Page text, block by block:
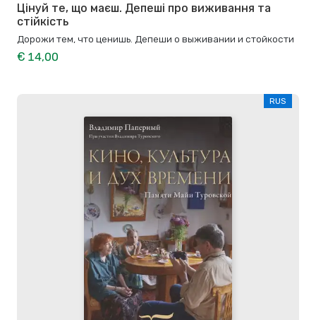
Цінуй те, що маєш. Депеші про виживання та
стійкість
Дорожи тем, что ценишь. Депеши о выживании и стойкости
€ 14,00
RUS